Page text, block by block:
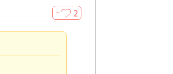
＋ 2